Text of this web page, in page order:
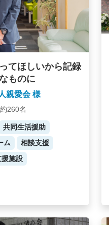
てほしいから記録
ものに
親愛会 様
260名
共同生活援助
ム
相談支援
援施設